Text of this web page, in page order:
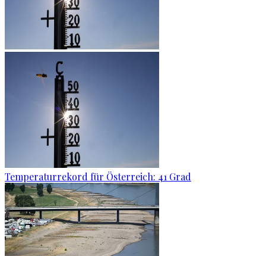
Temperaturrekord für Österreich: 41 Grad